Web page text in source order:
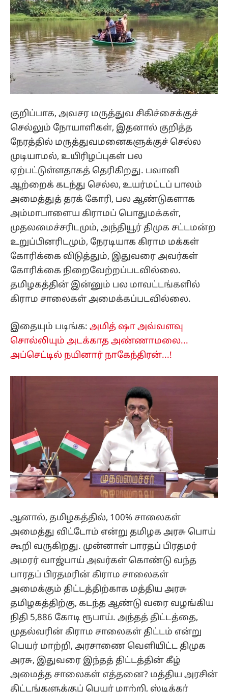
குறிப்பாக, அவசர மருத்துவ சிகிச்சைக்குச்
செல்லும் நோயாளிகள், இதனால் குறித்த
நேரத்தில் மருத்துவமனைகளுக்குச் செல்ல
முடியாமல், உயிரிழப்புகள் பல
ஏற்பட்டுள்ளதாகத் தெரிகிறது. பவானி
ஆற்றைக் கடந்து செல்ல, உயர்மட்டப் பாலம்
அமைத்துத் தரக் கோரி, பல ஆண்டுகளாக
அம்மாபாளைய கிராமப் பொதுமக்கள்,
முதலமைச்சரிடமும், அந்தியூர் திமுக சட்டமன்ற
உறுப்பினரிடமும், நேரடியாக கிராம மக்கள்
கோரிக்கை விடுத்தும், இதுவரை அவர்கள்
கோரிக்கை நிறைவேற்றப்படவில்லை.
தமிழகத்தின் இன்னும் பல மாவட்டங்களில்
கிராம சாலைகள் அமைக்கப்படவில்லை.
இதையும் படிங்க: அமித் ஷா அவ்வளவு
சொல்லியும் அடக்காத அண்ணாமலை...
அப்செட்டில் நயினார் நாகேந்திரன்...!
ஆனால், தமிழகத்தில், 100% சாலைகள்
அமைத்து விட்டோம் என்று தமிழக அரசு பொய்
கூறி வருகிறது. முன்னாள் பாரதப் பிரதமர்
அமரர் வாஜ்பாய் அவர்கள் கொண்டு வந்த
பாரதப் பிரதமரின் கிராம சாலைகள்
அமைக்கும் திட்டத்திற்காக மத்திய அரசு
தமிழகத்திற்கு, கடந்த ஆண்டு வரை வழங்கிய
நிதி 5,886 கோடி ரூபாய். அந்தத் திட்டத்தை,
முதல்வரின் கிராம சாலைகள் திட்டம் என்று
பெயர் மாற்றி, அரசாணை வெளியிட்ட திமுக
அரசு, இதுவரை இந்தத் திட்டத்தின் கீழ்
அமைத்த சாலைகள் எத்தனை? மத்திய அரசின்
திட்டங்களுக்குப் பெயர் மாற்றி, ஸ்டிக்கர்